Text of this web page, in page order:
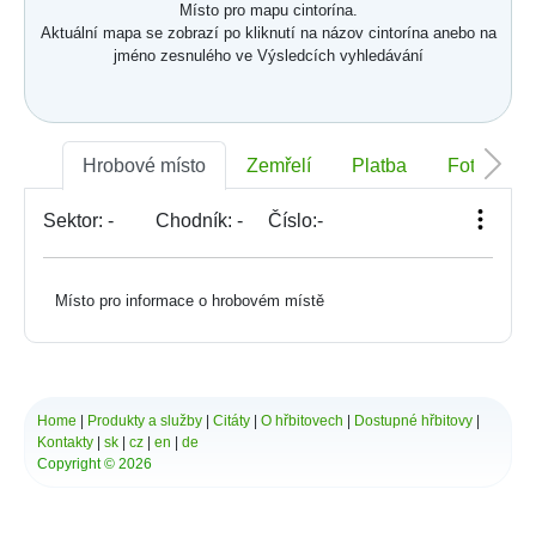
Místo pro mapu cintorína.
Aktuální mapa se zobrazí po kliknutí na názov cintorína anebo na
jméno zesnulého ve Výsledcích vyhledávání
Hrobové místo Zemřelí Platba Foto
Sektor: - Chodník: - Číslo:-
Místo pro informace o hrobovém místě
Home Produkty a služby Citáty O hřbitovech Dostupné hřbitovy
Kontakty
sk cz en
de
Copyright © 2026